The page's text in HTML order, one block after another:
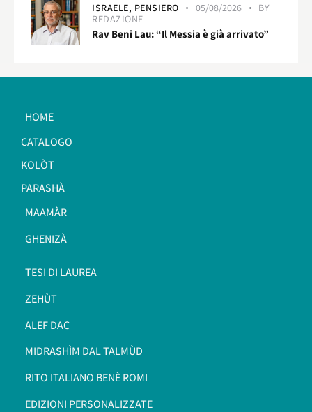
ISRAELE, PENSIERO 05/08/2026
BY
REDAZIONE
Rav Beni Lau: “Il Messia è già arrivato”
HOME
CATALOGO
KOLÒT
PARASHÀ
MAAMÀR
GHENIZÀ
TESI DI LAUREA
ZEHÙT
ALEF DAC
MIDRASHÌM DAL TALMÙD
RITO ITALIANO BENÈ ROMI​
EDIZIONI PERSONALIZZATE